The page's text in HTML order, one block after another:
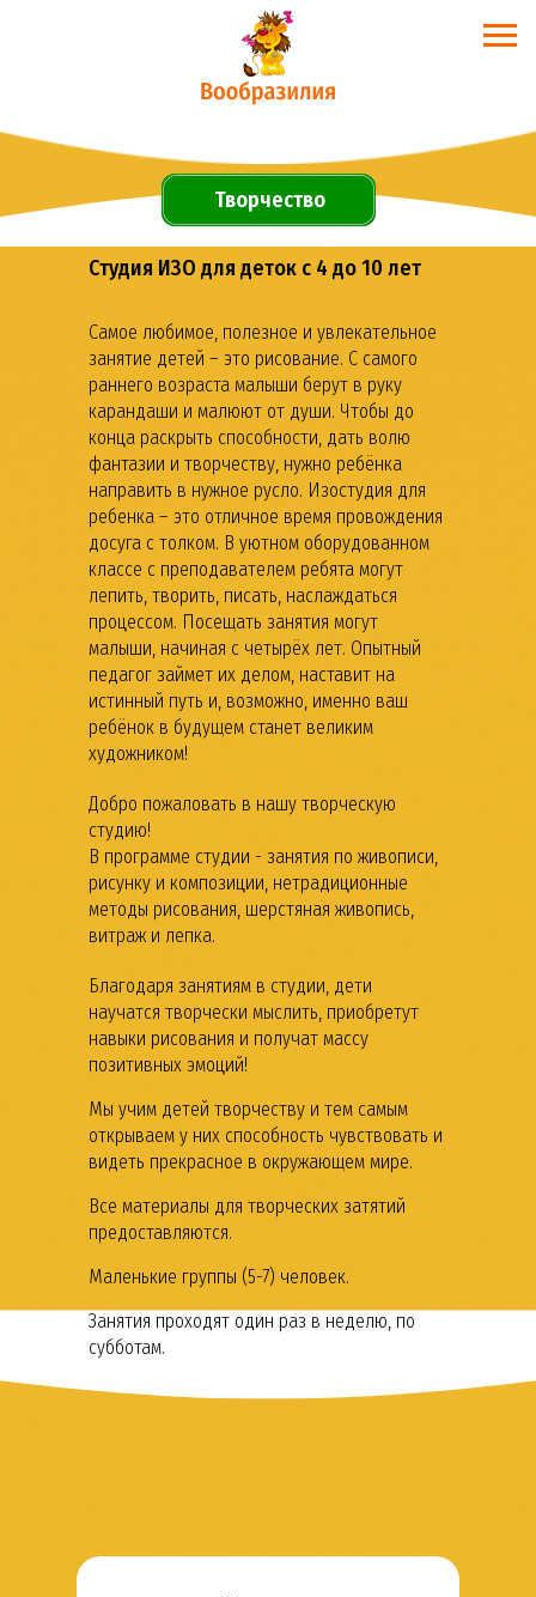
Творчество
Студия ИЗО для деток с 4 до 10 лет
Самое любимое, полезное и увлекательное
занятие детей – это рисование. С самого
раннего возраста малыши берут в руку
карандаши и малюют от души. Чтобы до
конца раскрыть способности, дать волю
фантазии и творчеству, нужно ребёнка
направить в нужное русло. Изостудия для
ребенка – это отличное время провождения
досуга с толком. В уютном оборудованном
классе с преподавателем ребята могут
лепить, творить, писать, наслаждаться
процессом. Посещать занятия могут
малыши, начиная с четырёх лет. Опытный
педагог займет их делом, наставит на
истинный путь и, возможно, именно ваш
ребёнок в будущем станет великим
художником!
Добро пожаловать в нашу творческую
студию!
В программе студии - занятия по живописи,
рисунку и композиции, нетрадиционные
методы рисования, шерстяная живопись,
витраж и лепка.
Благодаря занятиям в студии, дети
научатся творчески мыслить, приобретут
навыки рисования и получат массу
позитивных эмоций!
Мы учим детей творчеству и тем самым
открываем у них способность чувствовать и
видеть прекрасное в окружающем мире.
Все материалы для творческих затятий
предоставляются.
Маленькие группы (5-7) человек.
Занятия проходят один раз в неделю, по
субботам.